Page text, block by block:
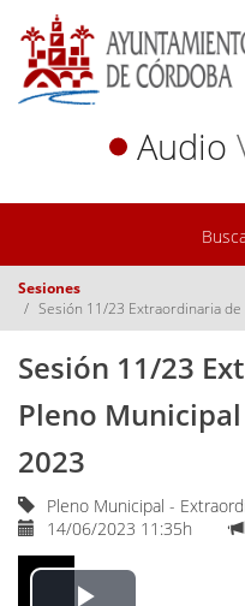
Audio
Sesiones
Sesión 11/23 Extraordinaria
Sesión 11/23
Pleno
2023
Pleno Municipal -
14/06/2023 11:35h